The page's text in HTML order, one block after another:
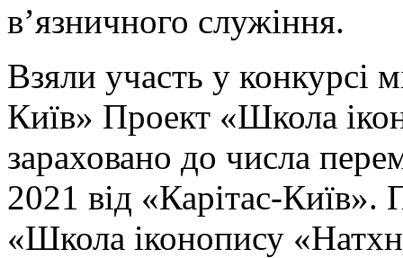
в’язничного служіння.
Взяли участь у конкурсі
Київ» Проект «Школа
зараховано до числа
2021 від «Карітас-Київ».
«Школа іконопису